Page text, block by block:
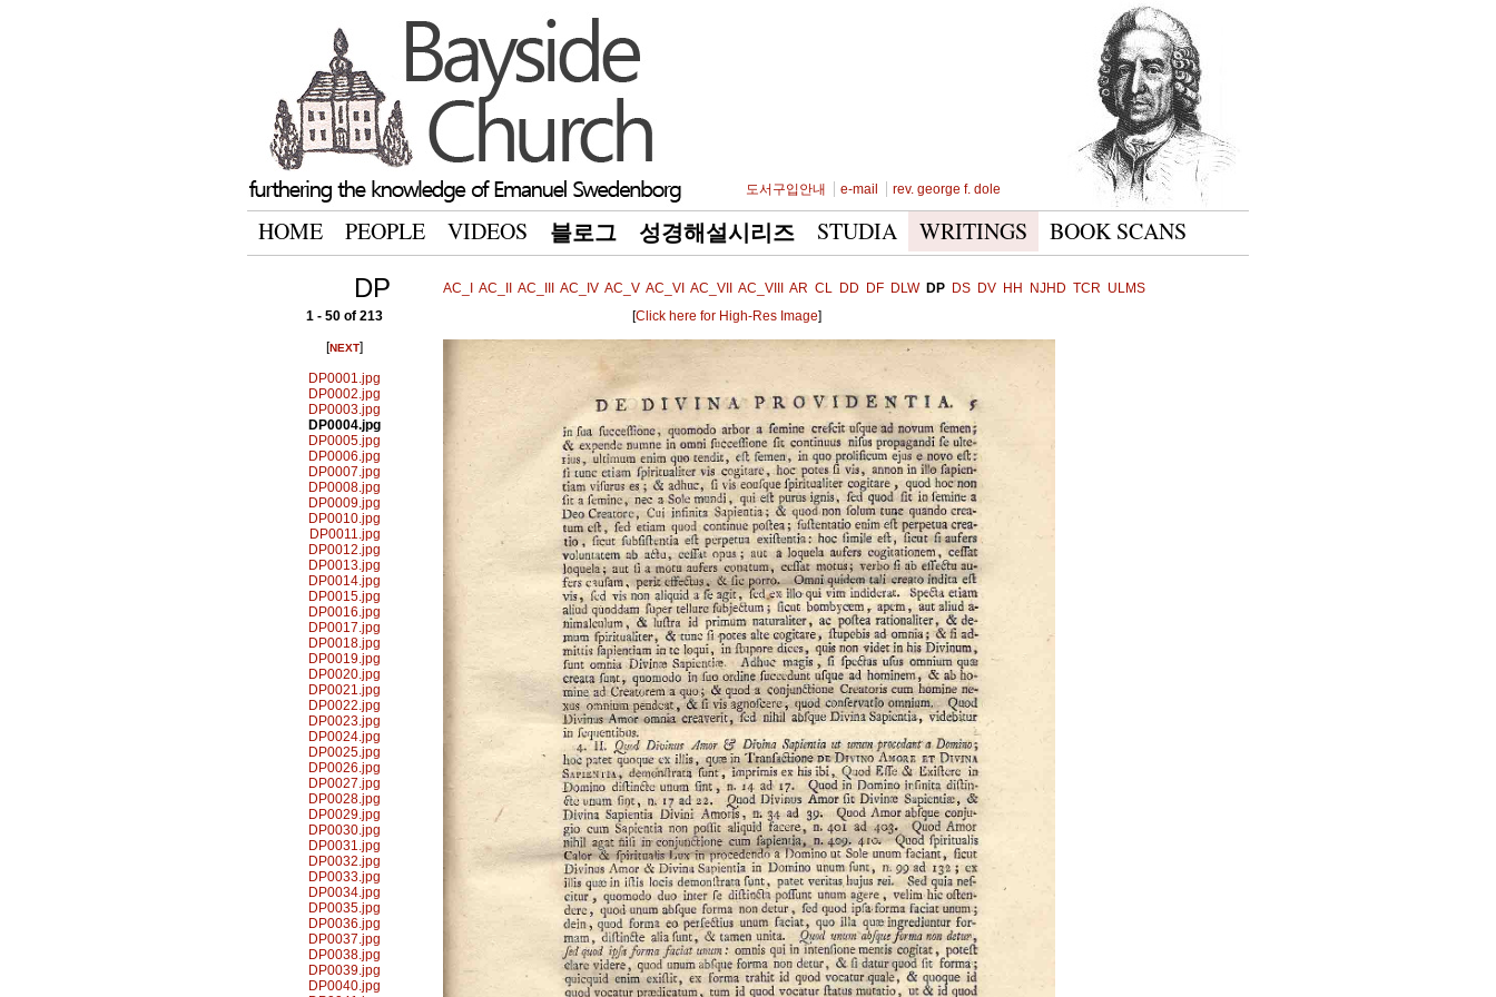
도서구입안내 e-mail rev. george f. dole
HOME PEOPLE VIDEOS 블로그 성경해설시리즈 STUDIA WRITINGS
BOOK SCANS
DP
AC_I AC_II AC_III AC_IV AC_V AC_VI AC_VII AC_VIII AR CL DD DF DLW DP DS DV HH NJHD TCR ULMS
1 - 50 of 213
[NEXT]
DP0001.jpg
DP0002.jpg
DP0003.jpg
DP0004.jpg
DP0005.jpg
DP0006.jpg
DP0007.jpg
DP0008.jpg
DP0009.jpg
DP0010.jpg
DP0011.jpg
DP0012.jpg
DP0013.jpg
DP0014.jpg
DP0015.jpg
DP0016.jpg
DP0017.jpg
DP0018.jpg
DP0019.jpg
DP0020.jpg
DP0021.jpg
DP0022.jpg
DP0023.jpg
DP0024.jpg
DP0025.jpg
DP0026.jpg
DP0027.jpg
DP0028.jpg
DP0029.jpg
DP0030.jpg
DP0031.jpg
DP0032.jpg
DP0033.jpg
DP0034.jpg
DP0035.jpg
DP0036.jpg
DP0037.jpg
DP0038.jpg
DP0039.jpg
DP0040.jpg
[Click here for High-Res Image]